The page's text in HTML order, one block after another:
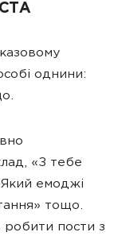
однини:
«З тебе
емоджі
тощо.
робити пости з